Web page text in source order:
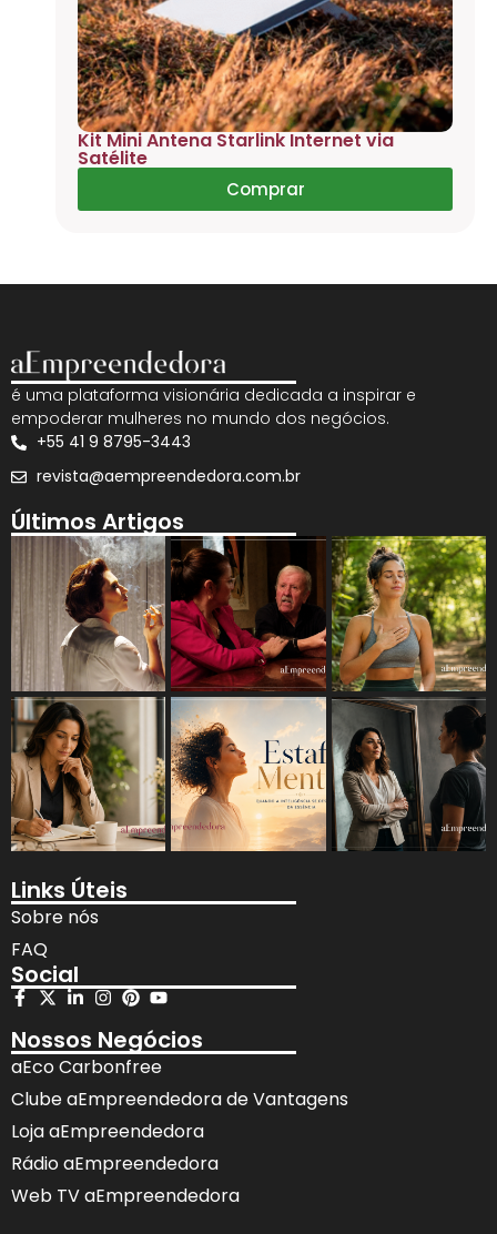
Kit Mini Antena Starlink Internet via
Satélite
Comprar
é uma plataforma visionária dedicada a inspirar e
empoderar mulheres no mundo dos negócios.
+55 41 9 8795-3443
revista@aempreendedora.com.br
Últimos Artigos
Links Úteis
Sobre nós
FAQ
Social
Nossos Negócios
aEco Carbonfree
Clube aEmpreendedora de Vantagens
Loja aEmpreendedora
Rádio aEmpreendedora
Web TV aEmpreendedora